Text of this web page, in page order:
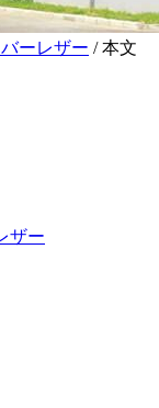
ーレザー / 本文
ザー